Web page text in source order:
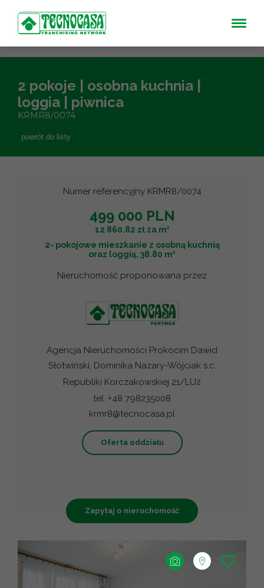
2 pokoje | osobna kuchnia |
loggia | piwnica
KRMR8/0074
powrót do listy
Numer referencyjny KRMR8/0074
499 000 PLN
12 860.82 zł za m2
2- pokojowe mieszkanie z osobną kuchnią
oraz loggią, 38.80 m2
Nieruchomość proponowana przez
Agencja Nieruchomości Prokocim Dawid
Słotwiński, Dominika Nazary-Wójciak s.c.
Republiki Korczakowskiej 21/LU2
tel. +48 798235008
krmr8@tecnocasa.pl
Oferta oddziału
Zapytaj o nieruchomość
+